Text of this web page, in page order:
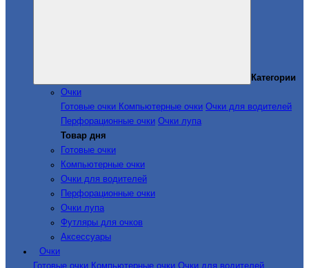
Категории
Очки
Готовые очки Компьютерные очки Очки для водителей
Перфорационные очки Очки лупа
Товар дня
Готовые очки
Компьютерные очки
Очки для водителей
Перфорационные очки
Очки лупа
Футляры для очков
Аксессуары
Очки
Готовые очки Компьютерные очки Очки для водителей